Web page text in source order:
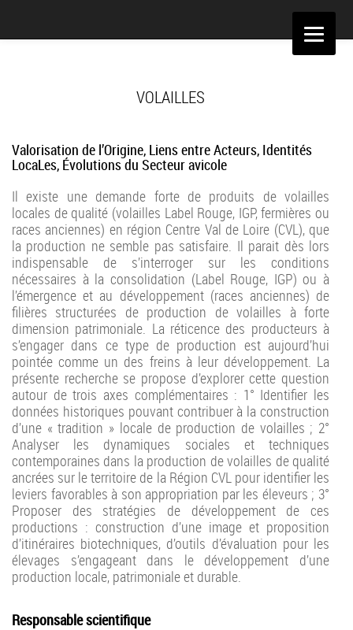
Aller
VOLAILLES
Valorisation de l’Origine, Liens entre Acteurs, Identités
LocaLes, Évolutions du Secteur avicole
Il existe une demande forte de produits de volailles
locales de qualité (volailles Label Rouge, IGP, fermières ou
races anciennes) en région Centre Val de Loire (CVL), que
la production ne semble pas satisfaire. Il parait dès lors
indispensable de s’interroger sur les conditions
nécessaires à la consolidation (Label Rouge, IGP) ou à
l’émergence et au développement (races anciennes) de
filières structurées de production de volailles à forte
dimension patrimoniale. La réticence des producteurs à
s’engager dans ce type de production est aujourd’hui
pointée comme un des freins à leur développement. La
présente recherche se propose d’explorer cette question
autour de trois axes complémentaires : 1° Identifier les
données historiques pouvant contribuer à la construction
d’une « tradition » locale de production de volailles ; 2°
Analyser les dynamiques sociales et techniques
contemporaines dans la production de volailles de qualité
ancrées sur le territoire de la Région CVL pour identifier les
leviers favorables à son appropriation par les éleveurs ; 3°
Proposer des stratégies de développement de ces
productions : construction d’une image et proposition
d’itinéraires biotechniques, d’outils d’évaluation pour les
élevages s’engageant dans le développement d’une
production locale, patrimoniale et durable.
Responsable scientifique